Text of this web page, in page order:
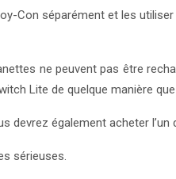
Con séparément et les
ne peuvent pas être
Lite de quelque manière
devrez également acheter
sérieuses.